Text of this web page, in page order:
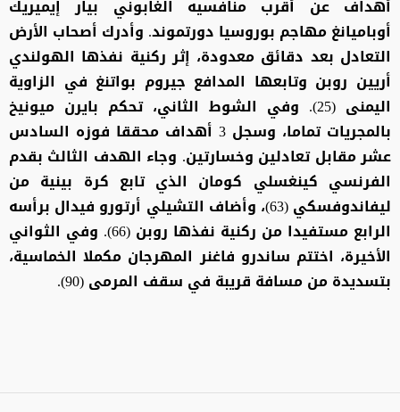
أهداف عن أقرب منافسيه الغابوني بيار إيميريك
أوباميانغ مهاجم بوروسيا دورتموند. وأدرك أصحاب الأرض
التعادل بعد دقائق معدودة، إثر ركنية نفذها الهولندي
أريين روبن وتابعها المدافع جيروم بواتنغ في الزاوية
اليمنى (25). وفي الشوط الثاني، تحكم بايرن ميونيخ
بالمجريات تماما، وسجل 3 أهداف محققا فوزه السادس
عشر مقابل تعادلين وخسارتين. وجاء الهدف الثالث بقدم
الفرنسي كينغسلي كومان الذي تابع كرة بينية من
ليفاندوفسكي (63)، وأضاف التشيلي أرتورو فيدال برأسه
الرابع مستفيدا من ركنية نفذها روبن (66). وفي الثواني
الأخيرة، اختتم ساندرو فاغنر المهرجان مكملا الخماسية،
بتسديدة من مسافة قريبة في سقف المرمى (90).